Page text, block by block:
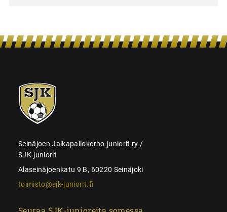
SJK-
juniorit
Seinäjoen Jalkapallokerho-juniorit ry /
SJK-juniorit
Alaseinäjoenkatu 9 B, 60220 Seinäjoki
toimisto@sjk-juniorit.fi